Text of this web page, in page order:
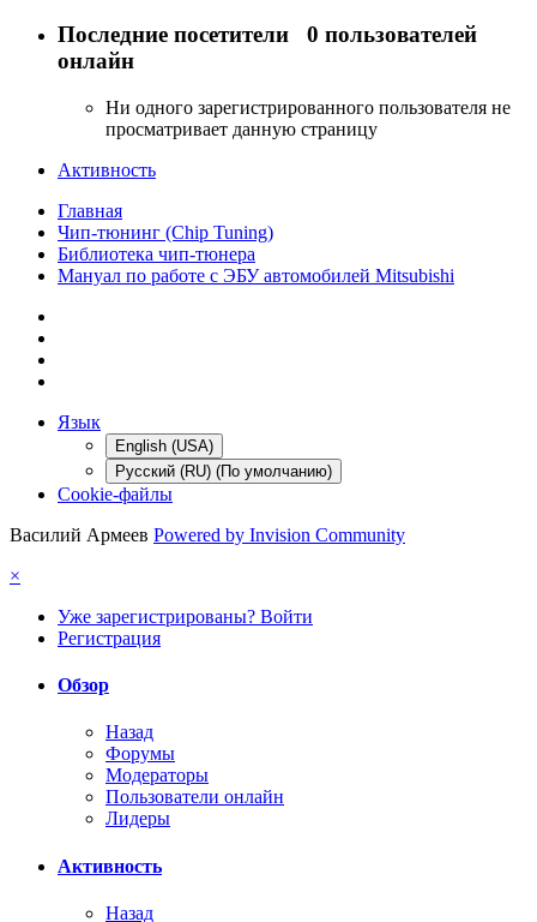
Последние посетители 0 пользователей
онлайн
Ни одного зарегистрированного пользователя не
просматривает данную страницу
Активность
Главная
Чип-тюнинг (Chip Tuning)
Библиотека чип-тюнера
Мануал по работе с ЭБУ автомобилей Mitsubishi
Язык
English (USA)
Русский (RU) (По умолчанию)
Cookie-файлы
Василий Армеев Powered by Invision Community
×
Уже зарегистрированы? Войти
Регистрация
Обзор
Назад
Форумы
Модераторы
Пользователи онлайн
Лидеры
Активность
Назад